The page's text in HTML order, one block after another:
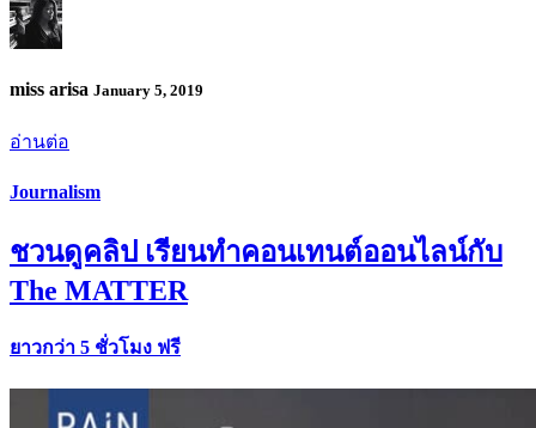
miss arisa January 5, 2019
อ่านต่อ
Journalism
ชวนดูคลิป เรียนทำคอนเทนต์ออนไลน์กับ
The MATTER
ยาวกว่า 5 ชั่วโมง ฟรี